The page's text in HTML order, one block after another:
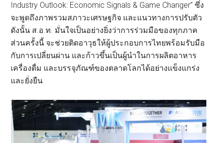
Industry Outlook: Economic Signals & Game Changer” ซึ่ง
จะพูดถึงภาพรวมสภาวะเศรษฐกิจ และแนวทางการปรับตัว
ดังนั้น ส.อ.ท. มั่นใจเป็นอย่างยิ่งว่าการร่วมมือของทุกภาค
ส่วนครั้งนี้ จะช่วยติดอาวุธให้ผู้ประกอบการไทยพร้อมรับมือ
กับการเปลี่ยนผ่าน และก้าวขึ้นเป็นผู้นำในการผลิตอาหาร
เครื่องดื่ม และบรรจุภัณฑ์ของตลาดโลกได้อย่างแข็งแกร่ง
และยั่งยืน